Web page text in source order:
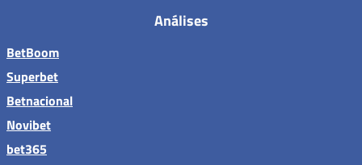
Análises
BetBoom
Superbet
Betnacional
Novibet
bet365